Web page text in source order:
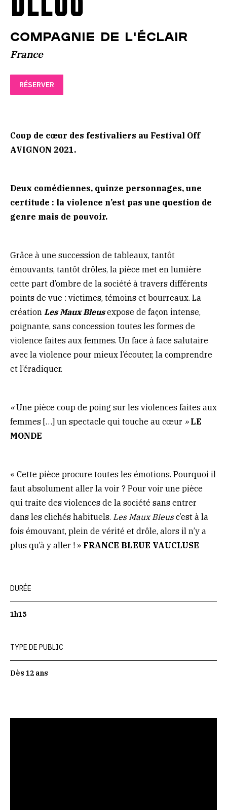
Compagnie de l'Éclair
France
RÉSERVER
Coup de cœur des festivaliers au Festival Off
AVIGNON 2021.
Deux comédiennes, quinze personnages, une
certitude : la violence n’est pas une question de
genre mais de pouvoir.
Grâce à une succession de tableaux, tantôt
émouvants, tantôt drôles, la pièce met en lumière
cette part d’ombre de la société à travers différents
points de vue : victimes, témoins et bourreaux. La
création Les Maux Bleusexpose de façon intense,
poignante, sans concession toutes les formes de
violence faites aux femmes. Un face à face salutaire
avec la violence pour mieux l’écouter, la comprendre
et l’éradiquer.
«Une pièce coup de poing sur les violences faites aux
femmes […] un spectacle qui touche au cœur » LE
MONDE
« Cette pièce procure toutes les émotions. Pourquoi il
faut absolument aller la voir ? Pour voir une pièce
qui traite des violences de la société sans entrer
dans les clichés habituels. Les Maux Bleusc’est à la
fois émouvant, plein de vérité et drôle, alors il n’y a
plus qu’à y aller ! » FRANCE BLEUE VAUCLUSE
DURÉE
1h15
TYPE DE PUBLIC
Dès 12 ans